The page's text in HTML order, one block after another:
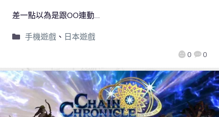
0 0
差一點以為是跟OO連動…
手機遊戲、 日本遊戲